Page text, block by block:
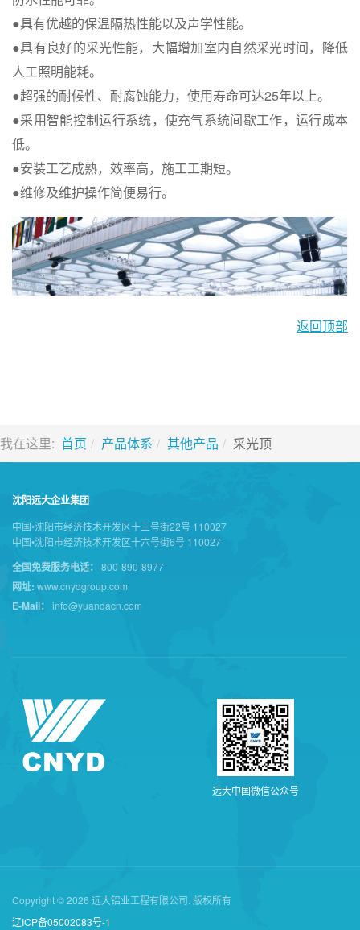
●具有优越的保温隔热性能以及声学性能。
●具有良好的采光性能，大幅增加室内自然采光时间，降低
人工照明能耗。
●超强的耐候性、耐腐蚀能力，使用寿命可达25年以上。
●采用智能控制运行系统，使充气系统间歇工作，运行成本
低。
●安装工艺成熟，效率高，施工工期短。
●维修及维护操作简便易行。
返回顶部
我在这里: 首页 产品体系 其他产品 采光顶
沈阳远大企业集团
中国•沈阳市经济技术开发区十三号街22号 110027
中国•沈阳市经济技术开发区十六号街6号 110027
全国免费服务电话： 800-890-8977
网址: www.cnydgroup.com
E-Mail： info@yuandacn.com
远大中 国微信公众号
Copyright © 2026 远大铝业工程有限公司. 版权所有
辽ICP备05002083号-1